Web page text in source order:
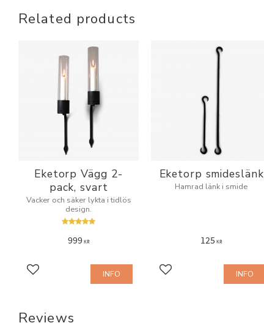
Reviews
Related products
Eketorp Vägg 2-
pack, svart
Vacker och säker lykta i tidlös
design.
999KR
Add to favorites INFO
Eketorp smideslänk
Hamrad länk i smide
125 KR
Add to favorites INFO